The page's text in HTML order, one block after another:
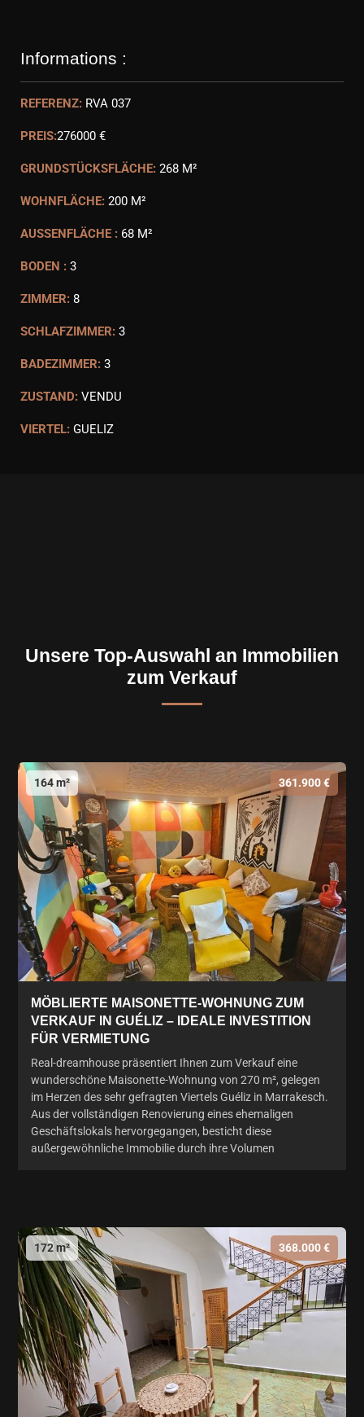
Informations :
REFERENZ: RVA 037
PREIS:276000 €
GRUNDSTÜCKSFLÄCHE: 268 M²
WOHNFLÄCHE: 200 M²
AUSSENFLÄCHE : 68 M²
BODEN : 3
ZIMMER: 8
SCHLAFZIMMER: 3
BADEZIMMER: 3
ZUSTAND: VENDU
VIERTEL: GUELIZ
Unsere Top-Auswahl an Immobilien
zum Verkauf
164 m² 361.900 €
MÖBLIERTE MAISONETTE-WOHNUNG ZUM
VERKAUF IN GUÉLIZ – IDEALE INVESTITION
FÜR VERMIETUNG
Real-dreamhouse präsentiert Ihnen zum Verkauf eine
wunderschöne Maisonette-Wohnung von 270 m², gelegen
im Herzen des sehr gefragten Viertels Guéliz in Marrakesch.
Aus der vollständigen Renovierung eines ehemaligen
Geschäftslokals hervorgegangen, besticht diese
außergewöhnliche Immobilie durch ihre Volumen
172 m² 368.000 €